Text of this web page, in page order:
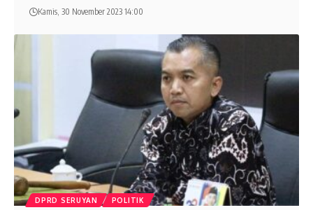
Kamis, 30 November 2023 14:00
DPRD SERUYAN POLITIK